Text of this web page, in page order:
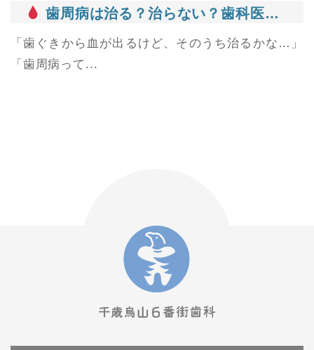
歯周病は治る？治らない？歯科医がわかりやすく解説
「歯ぐきから血が出るけど、そのうち治るかな…」
「歯周病って...